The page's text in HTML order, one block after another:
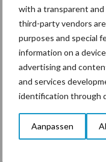
with a transparent
third-party vendors
purposes and special
information on a
advertising and
and services
identification through
Aanpassen